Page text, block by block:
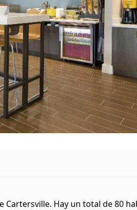
Hay un total de 80